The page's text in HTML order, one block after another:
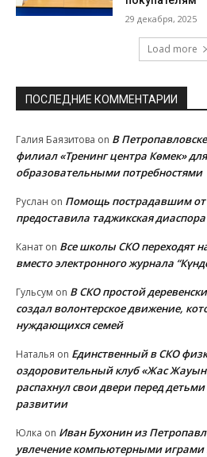
29 декабря, 2025
Load more
ПОСЛЕДНИЕ КОММЕНТАРИИ
Галия Баязитова on В
филиал «Тренинг центра Көмек»
образовательными потребностями
Руслан on Помощь пострадавшим от
предоставила таджикская
Канат on Все школы СКО переходят
вместо электронного журнала
Гульсум on В СКО простой
создал волонтерское движение,
нуждающихся семей
Наталья on Единственный в СКО
оздоровительный клуб «Жас
распахнул свои двери перед
развитии
Юлка on Иван Бухонин из
увлечение компьютерными играми